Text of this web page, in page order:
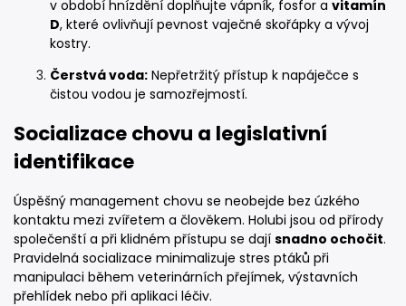
v období hnízdění doplňujte vápník, fosfor a vitamín
D, které ovlivňují pevnost vaječné skořápky a vývoj
kostry.
Čerstvá voda: Nepřetržitý přístup k napáječce s
čistou vodou je samozřejmostí.
Socializace chovu a legislativní
identifikace
Úspěšný management chovu se neobejde bez úzkého
kontaktu mezi zvířetem a člověkem. Holubi jsou od přírody
společenští a při klidném přístupu se dají snadno ochočit.
Pravidelná socializace minimalizuje stres ptáků při
manipulaci během veterinárních přejímek, výstavních
přehlídek nebo při aplikaci léčiv.